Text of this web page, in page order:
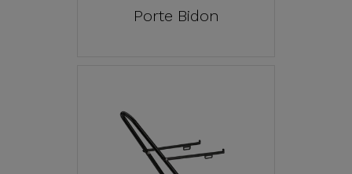
Porte Bidon